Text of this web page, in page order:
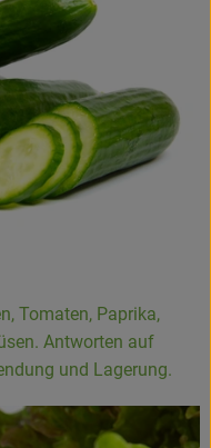
Tomaten, Paprika,
Antworten auf
und Lagerung.